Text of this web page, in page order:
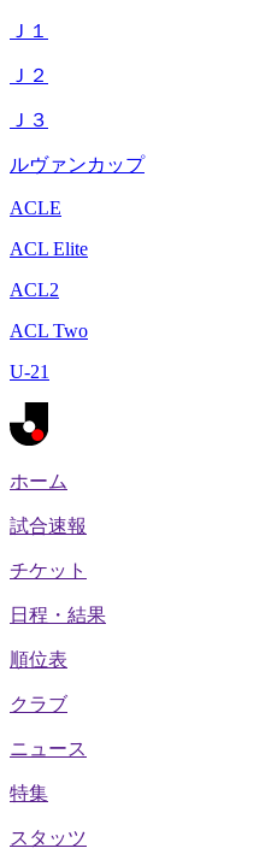
Ｊ１
Ｊ２
Ｊ３
ルヴァンカップ
ACLE
ACL Elite
ACL2
ACL Two
U-21
ホーム
試合速報
チケット
日程・結果
順位表
クラブ
ニュース
特集
スタッツ